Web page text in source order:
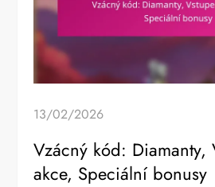
13/02/2026
Vzácný kód: Diamanty,
akce, Speciální bonusy